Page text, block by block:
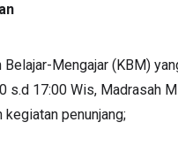
Mengajar (KBM)
s.d 17:00 Wis, Madrasah
penunjang;